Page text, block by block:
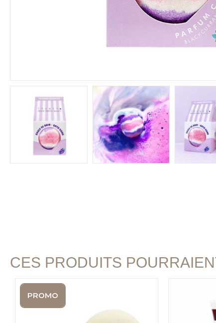
CES PRODUITS
PROMO